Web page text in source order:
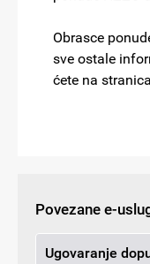
Obrasce
sve ostale
ćete na
Povezane e-
Ugovaranje